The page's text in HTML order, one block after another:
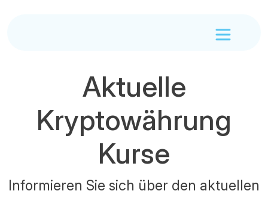
Aktuelle
Kryptowährung
Kurse
Informieren Sie sich über den aktuellen